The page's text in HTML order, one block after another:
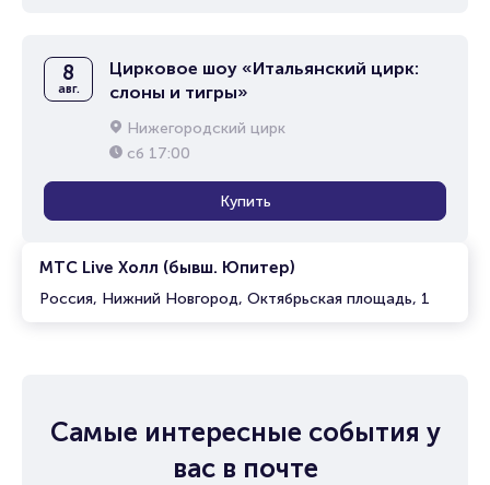
МТС Live Холл (бывш. Юпитер)
Россия, Нижний Новгород, Октябрьская площадь, 1
8
авг.
Цирковое шоу «Итальянский цирк:
слоны и тигры»
Нижегородский цирк
сб 17:00
Купить
Самые интересные события у
вас в почте